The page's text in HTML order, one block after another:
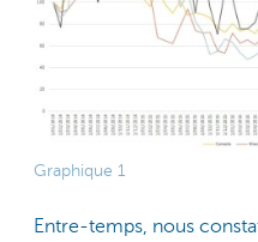
Graphique 1
Entre-temps, nous